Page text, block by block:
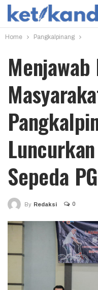
Home Pangkalpinang
Sepeda
By Redaksi 0